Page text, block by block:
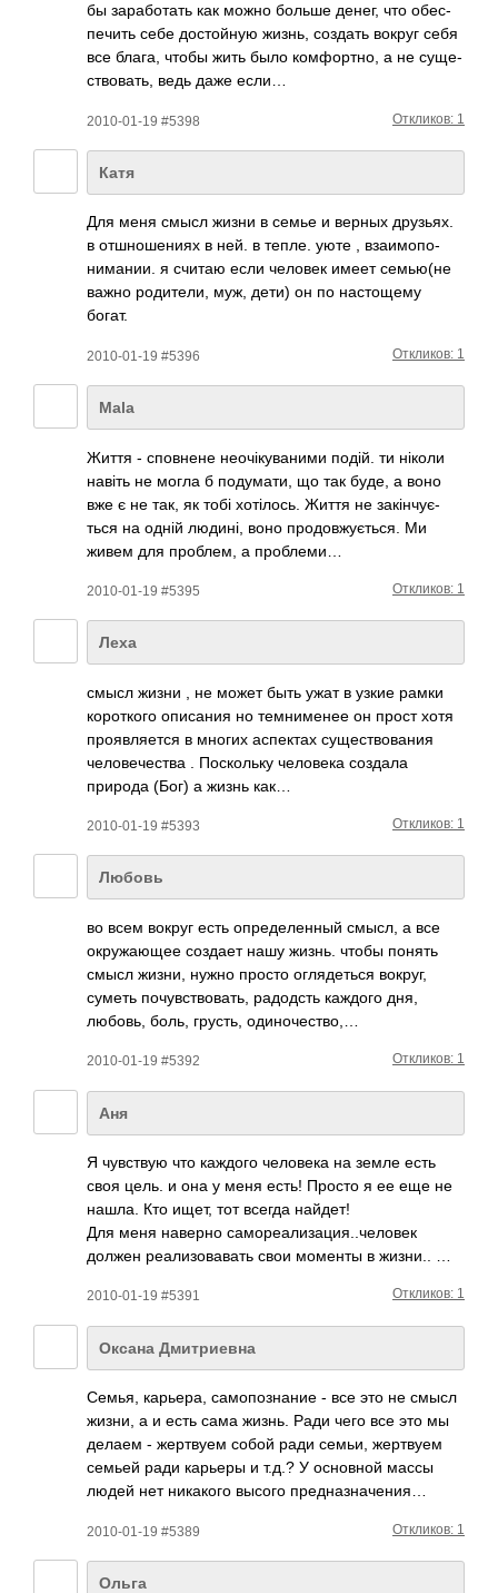
бы зара­ботать как можно больше денег, что обес­
печить себе дост­ойную жизнь, создать вокруг себя
все блага, чтобы жить было комф­ортно, а не суще­
ство­вать, ведь даже если…
2010-01-19 #5398 Откликов: 1
Катя
Для меня смысл жизни в семье и верных друз­ьях.
в отшн­ошен­иях в ней. в тепле. уюте , взаи­мопо­
нима­нии. я считаю если человек имеет семь­ю(не
важно роди­тели, муж, дети) он по наст­ощему
богат.
2010-01-19 #5396 Откликов: 1
Mala
Життя - спов­нене неоч­ікув­аними подій. ти ніколи
навіть не могла б поду­мати, що так буде, а воно
вже є не так, як тобі хоті­лось. Життя не закі­нчує­
ться на одній людині, воно прод­овжу­ється. Ми
живем для проб­лем, а проб­леми…
2010-01-19 #5395 Откликов: 1
Леха
смысл жизни , не может быть ужат в узкие рамки
коро­ткого опис­ания но темн­именее он прост хотя
проя­вляе­тся в многих аспе­ктах суще­ство­вания
чело­вече­ства . Поск­ольку чело­века создала
природа (Бог) а жизнь как…
2010-01-19 #5393 Откликов: 1
Любовь
во всем вокруг есть опре­деле­нный смысл, а все
окру­жающее создает нашу жизнь. чтобы понять
смысл жизни, нужно просто огля­деться вокруг,
суметь почу­вств­овать, радо­дсть каждого дня,
любовь, боль, грусть, один­очес­тво,…
2010-01-19 #5392 Откликов: 1
Аня
Я чувс­твую что каждого чело­века на земле есть
своя цель. и она у меня есть! Просто я ее еще не
нашла. Кто ищет, тот всегда найдет!
Для меня наверно само­реал­изац­ия..­чело­век
должен реал­изов­авать свои моменты в жизни.. …
2010-01-19 #5391 Откликов: 1
Оксана Дмитриевна
Семья, карь­ера, само­позн­ание - все это не смысл
жизни, а и есть сама жизнь. Ради чего все это мы
делаем - жерт­вуем собой ради семьи, жерт­вуем
семьей ради карьеры и т.д.? У осно­вной массы
людей нет ника­кого высого пред­назн­ачения…
2010-01-19 #5389 Откликов: 1
Ольга